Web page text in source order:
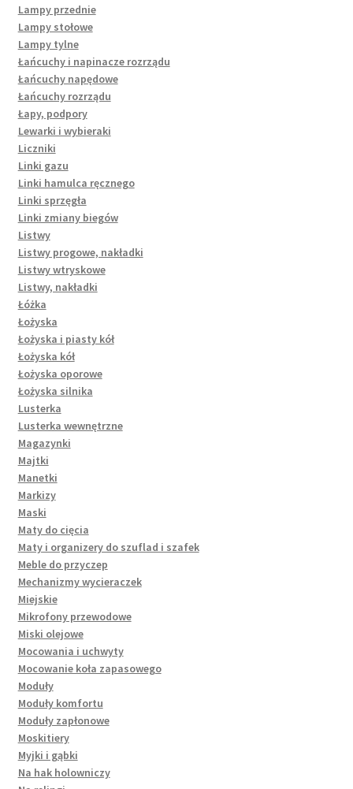
Lampy przednie
Lampy stołowe
Lampy tylne
Łańcuchy i napinacze rozrządu
Łańcuchy napędowe
Łańcuchy rozrządu
Łapy, podpory
Lewarki i wybieraki
Liczniki
Linki gazu
Linki hamulca ręcznego
Linki sprzęgła
Linki zmiany biegów
Listwy
Listwy progowe, nakładki
Listwy wtryskowe
Listwy, nakładki
Łóżka
Łożyska
Łożyska i piasty kół
Łożyska kół
Łożyska oporowe
Łożyska silnika
Lusterka
Lusterka wewnętrzne
Magazynki
Majtki
Manetki
Markizy
Maski
Maty do cięcia
Maty i organizery do szuflad i szafek
Meble do przyczep
Mechanizmy wycieraczek
Miejskie
Mikrofony przewodowe
Miski olejowe
Mocowania i uchwyty
Mocowanie koła zapasowego
Moduły
Moduły komfortu
Moduły zapłonowe
Moskitiery
Myjki i gąbki
Na hak holowniczy